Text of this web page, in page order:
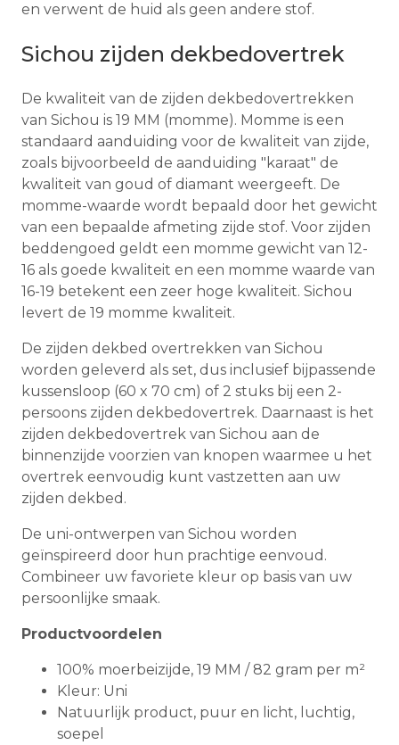
en verwent de huid als geen andere stof.
Sichou zijden dekbedovertrek
De kwaliteit van de zijden dekbedovertrekken
van Sichou is 19 MM (momme). Momme is een
standaard aanduiding voor de kwaliteit van zijde,
zoals bijvoorbeeld de aanduiding "karaat" de
kwaliteit van goud of diamant weergeeft. De
momme-waarde wordt bepaald door het gewicht
van een bepaalde afmeting zijde stof. Voor zijden
beddengoed geldt een momme gewicht van 12-
16 als goede kwaliteit en een momme waarde van
16-19 betekent een zeer hoge kwaliteit. Sichou
levert de 19 momme kwaliteit.
De zijden dekbed overtrekken van Sichou
worden geleverd als set, dus inclusief bijpassende
kussensloop (60 x 70 cm) of 2 stuks bij een 2-
persoons zijden dekbedovertrek. Daarnaast is het
zijden dekbedovertrek van Sichou aan de
binnenzijde voorzien van knopen waarmee u het
overtrek eenvoudig kunt vastzetten aan uw
zijden dekbed.
De uni-ontwerpen van Sichou worden
geïnspireerd door hun prachtige eenvoud.
Combineer uw favoriete kleur op basis van uw
persoonlijke smaak.
Productvoordelen
100% moerbeizijde, 19 MM / 82 gram per m²
Kleur: Uni
Natuurlijk product, puur en licht, luchtig,
soepel